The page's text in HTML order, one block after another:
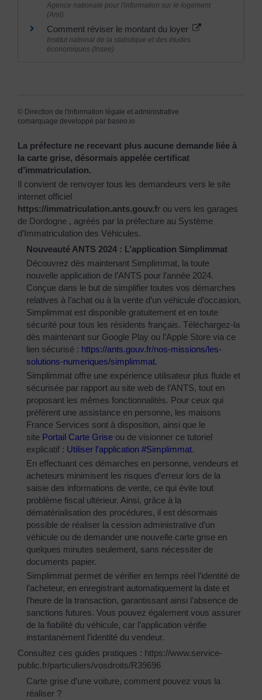
Agence nationale pour l'information sur le logement
(Anil)
Comment réviser le montant du loyer
Institut national de la statistique et des études
économiques (Insee)
© Direction de l'information légale et administrative
comarquage developpé par baseo.io
La préfecture ne recevant plus aucune demande liée à
la carte grise, désormais appelée certificat
d’immatriculation.
Il convient de renvoyer tous les demandeurs vers le site
internet officiel
https://immatriculation.ants.gouv.fr ou vers les garages
de Dordogne , agréés par la préfecture au Système
d’Immatriculation des Véhicules.
Nouveauté ANTS 2024 : L’application Simplimmat
Découvrez dès maintenant Simplimmat, la toute
nouvelle application de l’ANTS pour l’année 2024.
Conçue dans le but de simplifier toutes vos démarches
relatives à l’achat ou à la vente d’un véhicule d’occasion,
Simplimmat est disponible gratuitement et en toute
sécurité pour tous les résidents français. Téléchargez-la
dès maintenant sur Google Play ou l’Apple Store via ce
lien sécurisé : https://ants.gouv.fr/nos-missions/les-
solutions-numeriques/simplimmat.
Simplimmat offre une expérience utilisateur plus fluide et
sécurisée par rapport au site web de l’ANTS, tout en
proposant les mêmes fonctionnalités. Pour ceux qui
préfèrent une assistance en personne, les maisons
France Services sont à disposition, ainsi que le
site Portail Carte Grise ou de visionner ce tutoriel
explicatif : Utiliser l’application #Simplimmat.
En effectuant ces démarches en personne, vendeurs et
acheteurs minimisent les risques d’erreur lors de la
saisie des informations de vente, ce qui évite tout
problème fiscal ultérieur. Ainsi, grâce à la
dématérialisation des procédures, il est désormais
possible de réaliser la cession administrative d’un
véhicule ou de demander une nouvelle carte grise en
quelques minutes seulement, sans nécessiter de
documents papier.
Simplimmat permet de vérifier en temps réel l’identité de
l’acheteur, en enregistrant automatiquement la date et
l’heure de la transaction, garantissant ainsi l’absence de
sanctions futures. Vous pouvez également vous assurer
de la fiabilité du véhicule, car l’application vérifie
instantanément l’identité du vendeur.
Consultez ces guides pratiques : https://www.service-
public.fr/particuliers/vosdroits/R39696
Carte grise d’une voiture, comment pouvez vous la
réaliser ?